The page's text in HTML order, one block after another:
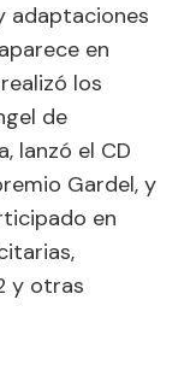
adaptaciones
en
los
de
lanzó el CD
Gardel, y
en
y otras